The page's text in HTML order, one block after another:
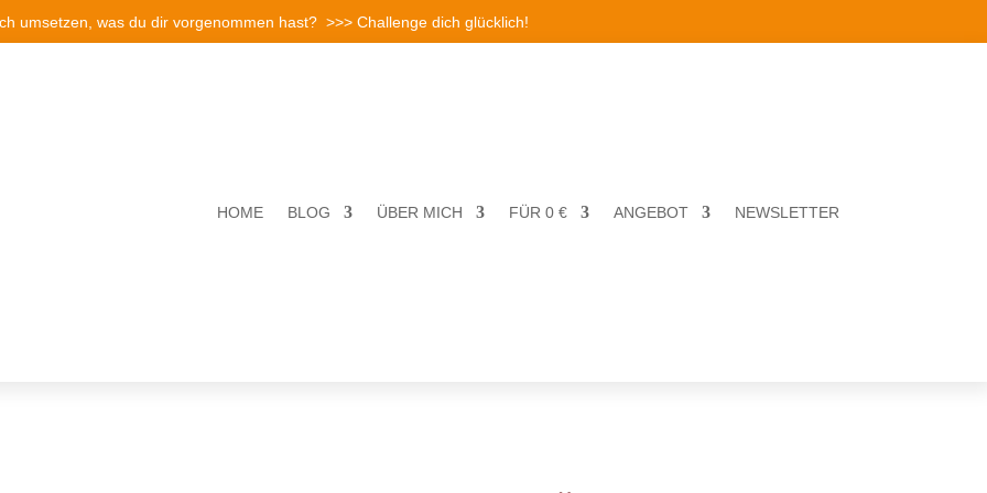
umsetzen, was du dir vorgenommen hast? >>> Challenge dich glücklich!
HOME BLOG ÜBER MICH FÜR 0 € ANGEBOT NEWSLETTER